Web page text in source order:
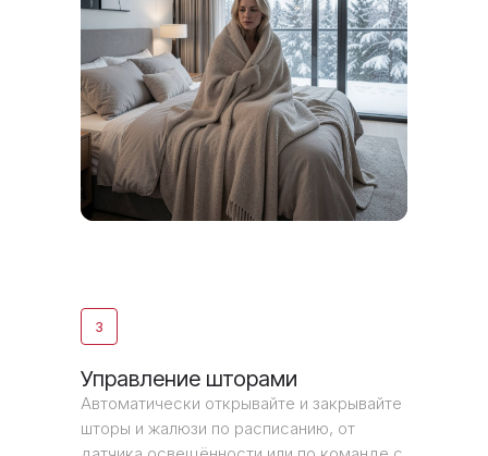
3
Управление шторами
Автоматически открывайте и закрывайте
шторы и жалюзи по расписанию, от